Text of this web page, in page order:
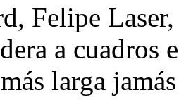
Felipe
a cuadros
larga